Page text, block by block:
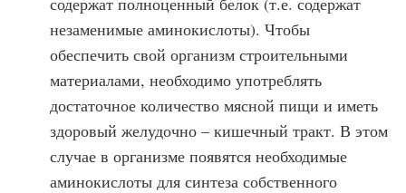
незаменимые аминокислоты). Чтобы
обеспечить свой организм строительными
материалами, необходимо употреблять
достаточное количество мясной пищи и иметь
здоровый желудочно – кишечный тракт. В этом
случае в организме появятся необходимые
аминокислоты для синтеза собственного